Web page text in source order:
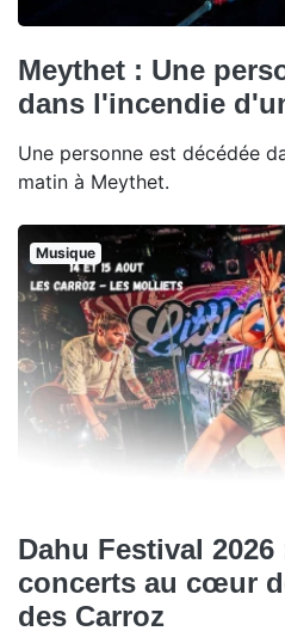
Meythet : Une
dans l'incendie
Une personne est décédée
matin à Meythet.
Musique
Dahu Festival
concerts au cœur
des Carroz